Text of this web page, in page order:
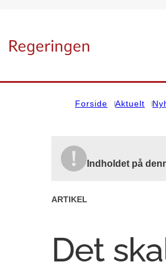
Forside Aktuelt
Indholdet på
ARTIKEL
Det